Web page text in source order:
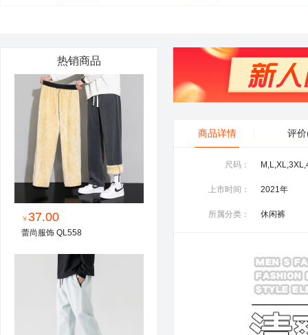
热销商品
￥37.00
蕾尚服饰 QL558
商品详情 评价
尺码：
上市时间： 2021年
所属分类： 休闲裤